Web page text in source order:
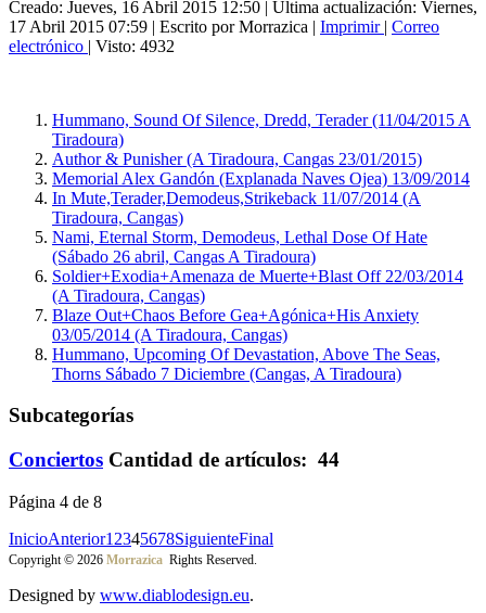
Creado: Jueves, 16 Abril 2015 12:50 | Última actualización: Viernes,
17 Abril 2015 07:59 | Escrito por Morrazica | Imprimir | Correo
electrónico | Visto: 4932
Hummano, Sound Of Silence, Dredd, Terader (11/04/2015 A
Tiradoura)
Author & Punisher (A Tiradoura, Cangas 23/01/2015)
Memorial Alex Gandón (Explanada Naves Ojea) 13/09/2014
In Mute,Terader,Demodeus,Strikeback 11/07/2014 (A
Tiradoura, Cangas)
Nami, Eternal Storm, Demodeus, Lethal Dose Of Hate
(Sábado 26 abril, Cangas A Tiradoura)
Soldier+Exodia+Amenaza de Muerte+Blast Off 22/03/2014
(A Tiradoura, Cangas)
Blaze Out+Chaos Before Gea+Agónica+His Anxiety
03/05/2014 (A Tiradoura, Cangas)
Hummano, Upcoming Of Devastation, Above The Seas,
Thorns Sábado 7 Diciembre (Cangas, A Tiradoura)
Subcategorías
Conciertos Cantidad de artículos: 44
Página 4 de 8
InicioAnterior1 2345678SiguienteFinal
Copyright © 2026 Morrazica Rights Reserved.
Designed by www.diablodesign.eu.